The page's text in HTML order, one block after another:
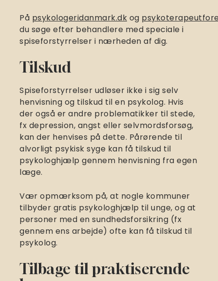
På psykologeridanmark.dk og
du søge efter behandlere med speciale i
spiseforstyrrelser i nærheden af dig.
Tilskud
Spiseforstyrrelser udløser ikke i sig selv
henvisning og tilskud til en psykolog. Hvis
der også er andre problematikker til stede,
fx depression, angst eller selvmordsforsøg,
kan der henvises på dette. Pårørende til
alvorligt psykisk syge kan få tilskud til
psykologhjælp gennem henvisning fra egen
læge.
Vær opmærksom på, at nogle kommuner
tilbyder gratis psykologhjælp til unge, og at
personer med en sundhedsforsikring (fx
gennem ens arbejde) ofte kan få tilskud til
psykolog.
Tilbage til praktiserende